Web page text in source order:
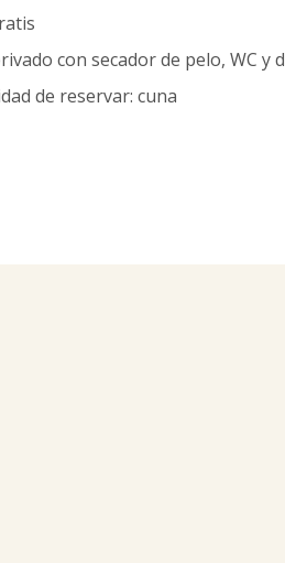
con secador de pelo, WC y
de reservar: cuna